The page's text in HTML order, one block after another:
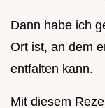
Dann habe ich
Ort ist, an dem
entfalten kann.
Mit diesem